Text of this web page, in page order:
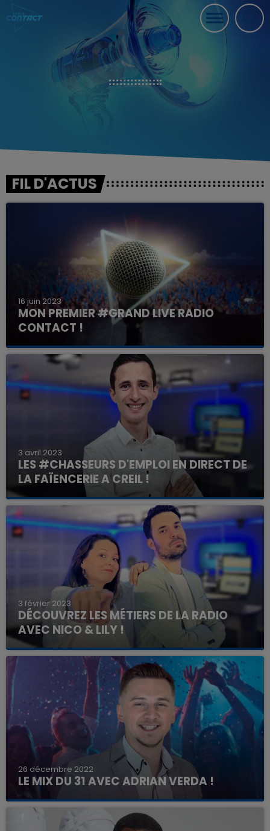
FIL D'ACTUS
16 juin 2023
MON PREMIER #GRAND LIVE RADIO
CONTACT !
3 avril 2023
LES #CHASSEURS D'EMPLOI EN DIRECT DE
LA FAÏENCERIE A CREIL !
3 février 2023
DÉCOUVREZ LES MÉTIERS DE LA RADIO
AVEC NICO & LILY !
26 décembre 2022
LE MIX DU 31 AVEC ADRIAN VERDA !